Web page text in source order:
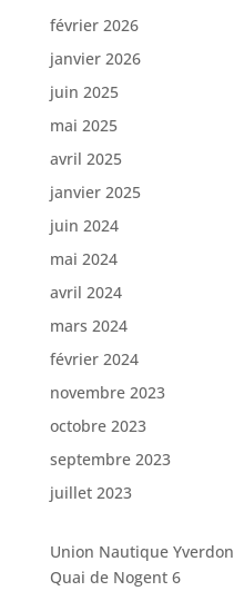
février 2026
janvier 2026
juin 2025
mai 2025
avril 2025
janvier 2025
juin 2024
mai 2024
avril 2024
mars 2024
février 2024
novembre 2023
octobre 2023
septembre 2023
juillet 2023
Union Nautique Yverdon
Quai de Nogent 6